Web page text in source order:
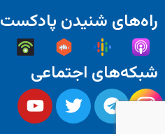
راه‌های شنیدن پادکست
شبکه‌های اجتماعی